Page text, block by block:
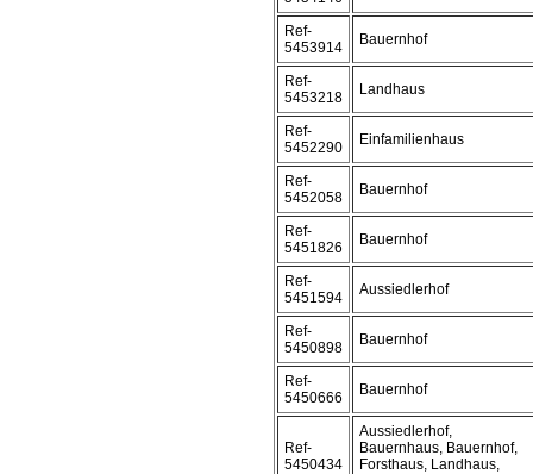
Ref-
5453914
Bauernhof
Ref-
5453218
Landhaus
Ref-
5452290
Einfamilienhaus
Ref-
5452058
Bauernhof
Ref-
5451826
Bauernhof
Ref-
5451594
Aussiedlerhof
Ref-
5450898
Bauernhof
Ref-
5450666
Bauernhof
Ref-
5450434
Aussiedlerhof,
Bauernhaus, Bauernhof,
Forsthaus, Landhaus,